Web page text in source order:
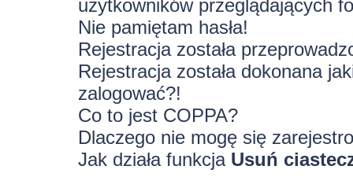
użytkowników przeglądających
Nie pamiętam hasła!
Rejestracja została
Rejestracja została dokonana
zalogować?!
Co to jest COPPA?
Dlaczego nie mogę się
Jak działa funkcja Usuń